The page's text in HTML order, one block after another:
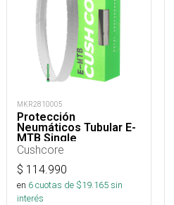
MKR2810005
Protección
Neumáticos Tubular E-
MTB Single
Cushcore
$ 114.990
en 6cuotas de $19.165sin
interés